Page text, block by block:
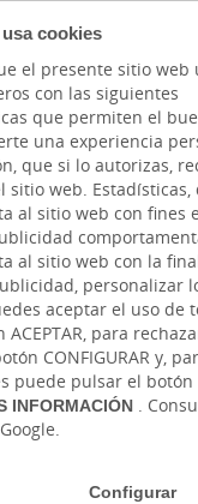
cookies
el presente sitio web
con las siguientes
que permiten el
una experiencia
que si lo autorizas,
sitio web.
al sitio web con fines
al sitio web con la
personalizar
aceptar el uso de
para
CONFIGURAR y,
puede pulsar el botón
INFORMACIÓN .
Configurar
por favor
anuncios